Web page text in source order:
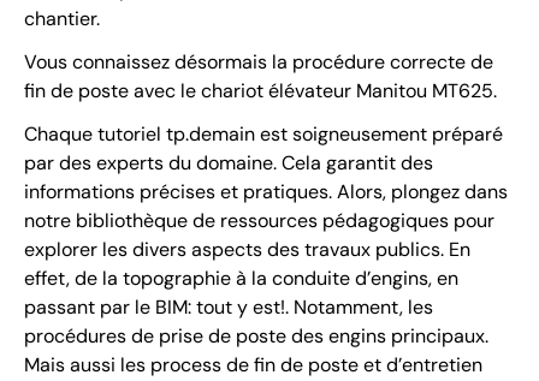
chantier.
Vous connaissez désormais la procédure correcte de
fin de poste avec le chariot élévateur Manitou MT625.
Chaque tutoriel tp.demain est soigneusement préparé
par des experts du domaine. Cela garantit des
informations précises et pratiques. Alors, plongez dans
notre bibliothèque de ressources pédagogiques pour
explorer les divers aspects des travaux publics. En
effet, de la topographie à la conduite d’engins, en
passant par le BIM: tout y est!. Notamment, les
procédures de prise de poste des engins principaux.
Mais aussi les process de fin de poste et d’entretien